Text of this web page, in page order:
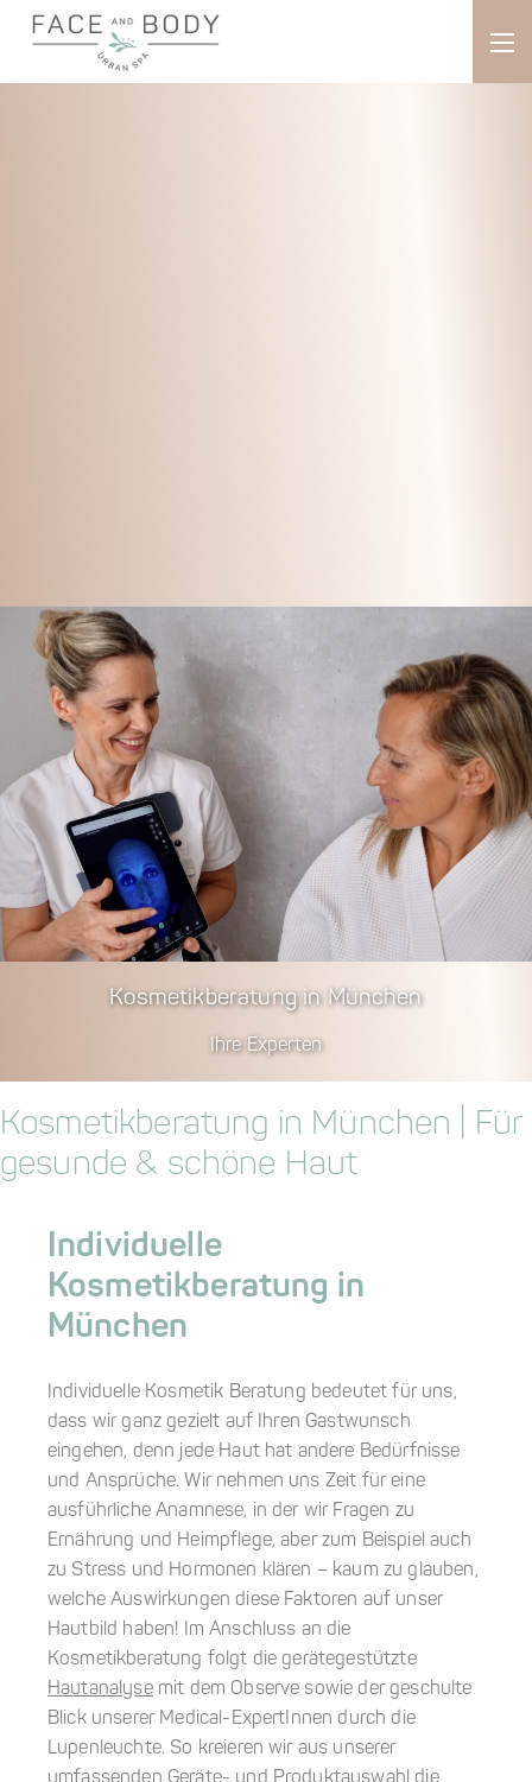
Kosmetikberatung in München
Ihre Experten
Kosmetikberatung in München | Für
gesunde & schöne Haut
Individuelle
Kosmetikberatung in
München
Individuelle Kosmetik Beratung bedeutet für uns,
dass wir ganz gezielt auf Ihren Gastwunsch
eingehen, denn jede Haut hat andere Bedürfnisse
und Ansprüche. Wir nehmen uns Zeit für eine
ausführliche Anamnese, in der wir Fragen zu
Ernährung und Heimpflege, aber zum Beispiel auch
zu Stress und Hormonen klären – kaum zu glauben,
welche Auswirkungen diese Faktoren auf unser
Hautbild haben! Im Anschluss an die
Kosmetikberatung folgt die gerätegestützte
Hautanalysemit dem Observe sowie der geschulte
Blick unserer Medical-ExpertInnen durch die
Lupenleuchte. So kreieren wir aus unserer